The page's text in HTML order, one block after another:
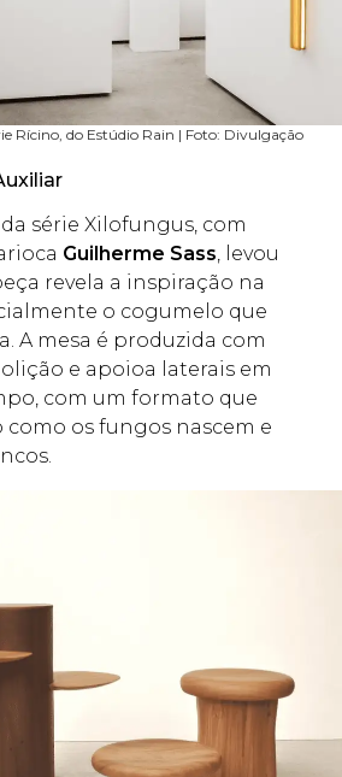
Rícino, do Estúdio Rain | Foto: Divulgação
série Xilofungus, com
Guilherme Sass , levou
revela a inspiração na
o cogumelo que
A mesa é produzida com
e apoioa laterais em
com um formato que
como os fungos nascem e